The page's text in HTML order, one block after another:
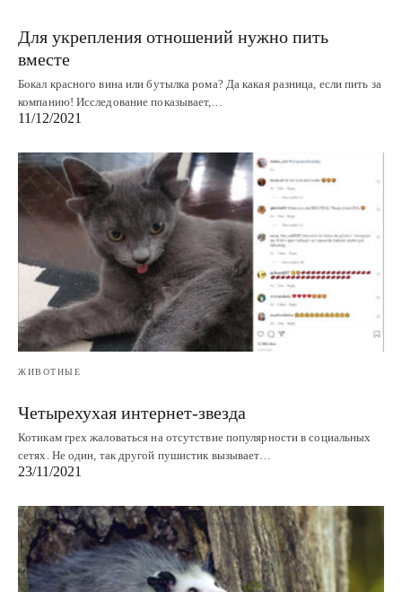
Для укрепления отношений нужно пить
вместе
Бокал красного вина или бутылка рома? Да какая разница, если пить за
компанию! Исследование показывает,…
11/12/2021
ЖИВОТНЫЕ
Четырехухая интернет-звезда
Котикам грех жаловаться на отсутствие популярности в социальных
сетях. Не один, так другой пушистик вызывает…
23/11/2021